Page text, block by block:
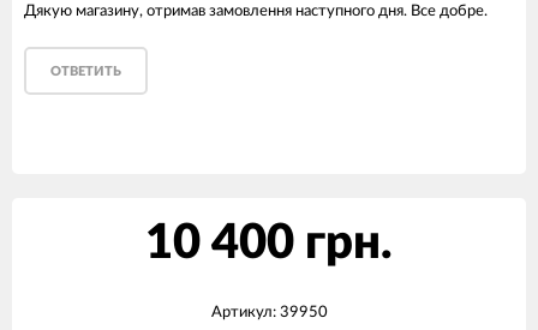
Дякую магазину, отримав замовлення наступного дня. Все добре.
ОТВЕТИТЬ
10 400 грн.
Артикул: 39950